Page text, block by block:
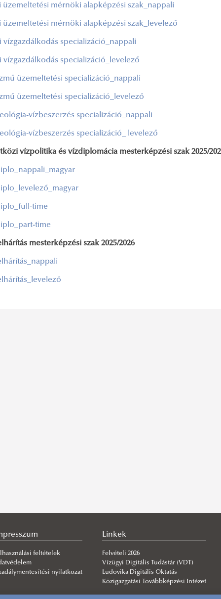
üzemeltetési mérnöki alapképzési szak_nappali
üzemeltetési mérnöki alapképzési szak_levelező
vízgazdálkodás specializáció_nappali
vízgazdálkodás specializáció_levelező
üzemeltetési specializáció_nappali
üzemeltetési specializáció_levelező
vízbeszerzés specializáció_nappali
vízbeszerzés specializáció_ levelező
vízpolitika és vízdiplomácia mesterképzési szak 2025/
time
time
mesterképzési szak 2025/2026
feltételek
nyilatkozat
Linkek
Felvételi 2026
Vízügyi Digitális Tudástár (VDT)
Ludovika Digitális Oktatás
Közigazgatási Továbbképzési Intézet